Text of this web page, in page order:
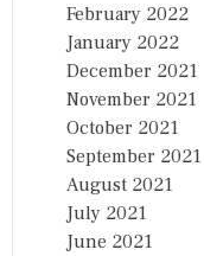
February 2022
January 2022
December 2021
November 2021
October 2021
September 2021
August 2021
July 2021
June 2021